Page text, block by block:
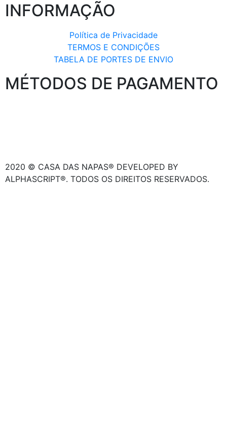
INFORMAÇÃO
Política de Privacidade
TERMOS E CONDIÇÕES
TABELA DE PORTES DE ENVIO
MÉTODOS DE PAGAMENTO
2020 © CASA DAS NAPAS® DEVELOPED BY
ALPHASCRIPT®. TODOS OS DIREITOS RESERVADOS.